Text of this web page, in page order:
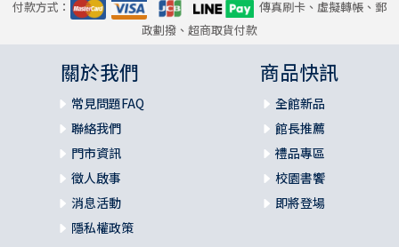
付款方式：
傳真刷卡、虛擬轉帳、郵
政劃撥、超商取貨付款
關於我們
常見問題FAQ
聯絡我們
門市資訊
徵人啟事
消息活動
隱私權政策
商品快訊
全館新品
館長推薦
禮品專區
校園書饗
即將登場